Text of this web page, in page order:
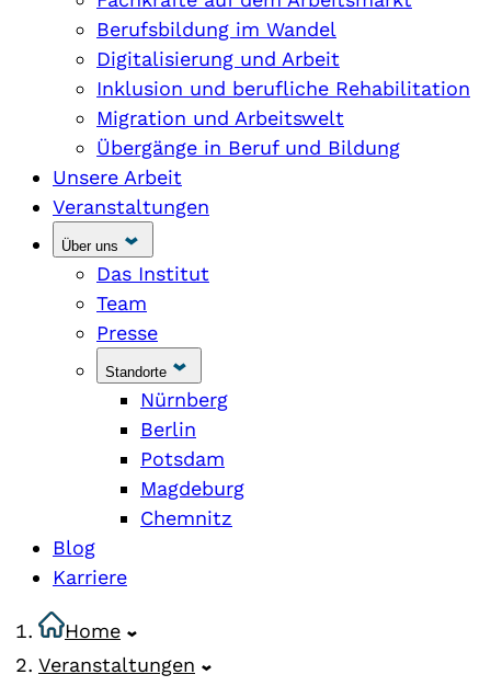
Berufsbildung im Wandel
Digitalisierung und Arbeit
Inklusion und berufliche Rehabilitation
Migration und Arbeitswelt
Übergänge in Beruf und Bildung
Unsere Arbeit
Veranstaltungen
Über uns
Das Institut
Team
Presse
Standorte
Nürnberg
Berlin
Potsdam
Magdeburg
Chemnitz
Blog
Karriere
Home
Veranstaltungen